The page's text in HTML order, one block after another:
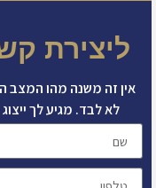
ליצירת
אין זה משנה מהו המצב
לא לבד. מגיע לך